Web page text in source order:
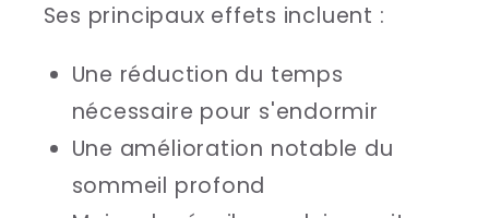
Ses principaux effets incluent :
Une réduction du temps
nécessaire pour s'endormir
Une amélioration notable du
sommeil profond